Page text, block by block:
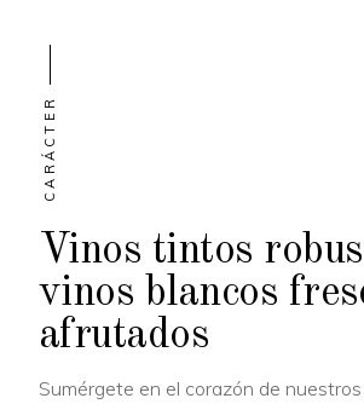
CARÁCTER
Vinos tintos
vinos blancos
afrutados
Sumérgete en el corazón de